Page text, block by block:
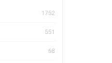
1752
551
68